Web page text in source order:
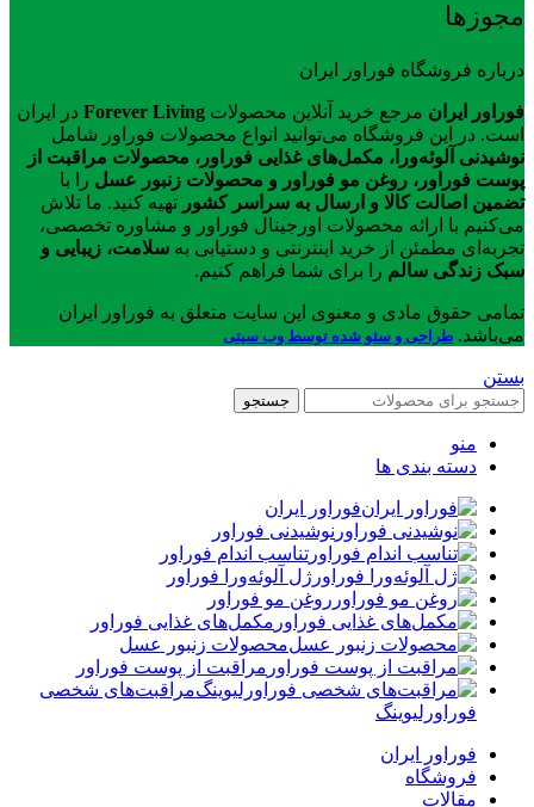
مجوزها
درباره فروشگاه فوراور ایران
فوراور ایران مرجع خرید آنلاین محصولات Forever Living در ایران
است. در این فروشگاه می‌توانید انواع محصولات فوراور شامل
نوشیدنی آلوئه‌ورا، مکمل‌های غذایی فوراور، محصولات مراقبت از
پوست فوراور، روغن مو فوراور و محصولات زنبور عسل را با
تضمین اصالت کالا و ارسال به سراسر کشور تهیه کنید. ما تلاش
می‌کنیم با ارائه محصولات اورجینال فوراور و مشاوره تخصصی،
تجربه‌ای مطمئن از خرید اینترنتی و دستیابی به سلامت، زیبایی و
سبک زندگی سالم را برای شما فراهم کنیم.
تمامی حقوق مادی و معنوی این سایت متعلق به فوراور ایران
می‌باشد. طراحی و سئو شده توسط وب سیتی
بستن
جستجو
منو
دسته بندی ها
فوراور ایران
نوشیدنی فوراور
تناسب اندام فوراور
ژل آلوئه‌ورا فوراور
روغن مو فوراور
مکمل‌های غذایی فوراور
محصولات زنبور عسل
مراقبت از پوست فوراور
مراقبت‌های شخصی
فوراورلیوینگ
فوراور ایران
فروشگاه
مقالات